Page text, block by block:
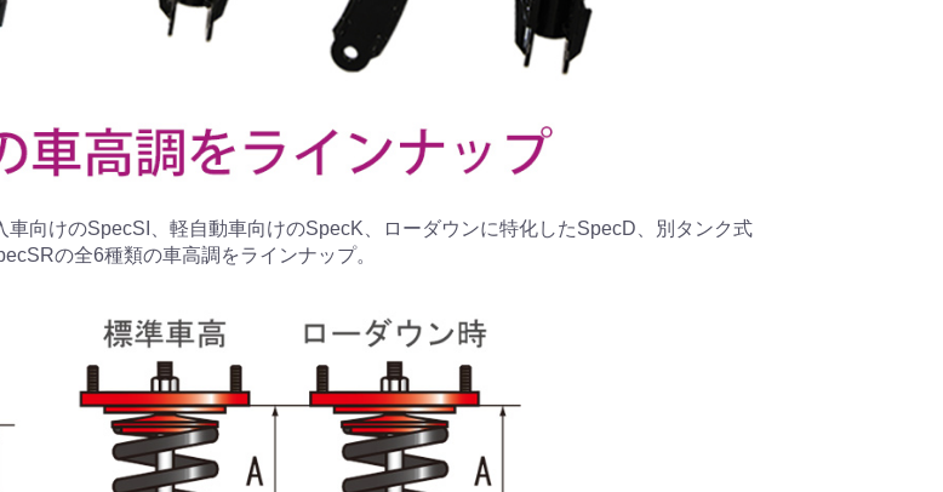
向けのSpecSI、軽自動車向けのSpecK、ローダウンに特化したSpecD、別タンク式
の全6種類の車高調をラインナップ。